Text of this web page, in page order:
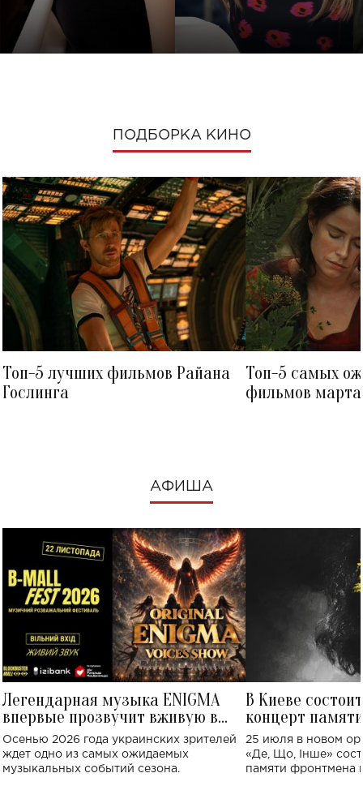
ПОДБОРКА КИНО
Топ-5 лучших фильмов Райана
Гослинга
Топ-5 самых
фильмов
АФИША
Легендарная музыка ENIGMA
впервые прозвучит вживую в
Украине: где состоится концерт
Осенью 2026 года украинских зрителей
ждет одно из самых ожидаемых
музыкальных событий сезона.
В Киеве
концерт
Клименко:
исполнят песни
25 июля в новом
«Де, Що, Інше»
памяти фронтмена